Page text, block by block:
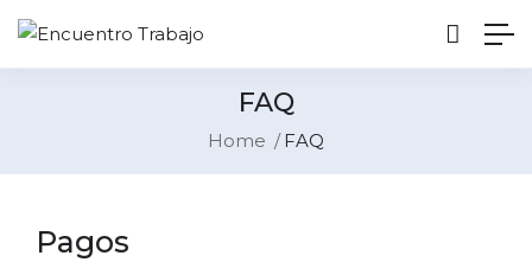
FAQ
Home FAQ
Pagos